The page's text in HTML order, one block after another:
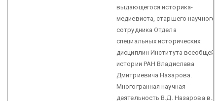
выдающегося историка-
медиевиста, старшего научного
сотрудника Отдела
специальных исторических
дисциплин Института всеобщей
истории РАН Владислава
Дмитриевича Назарова.
Многогранная научная
деятельность В.Д. Назарова в...